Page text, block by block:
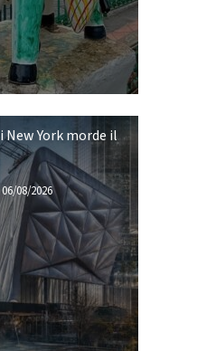
New York morde il
06/08/2026